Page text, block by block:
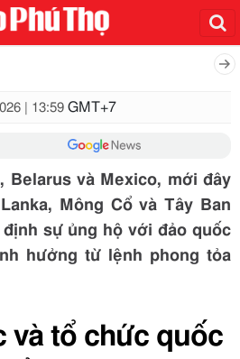
| 13:59 GMT+7
Belarus và Mexico, mới đây
Mông Cổ và Tây Ban
định sự ủng hộ với đảo quốc
hưởng từ lệnh phong tỏa
và tổ chức quốc